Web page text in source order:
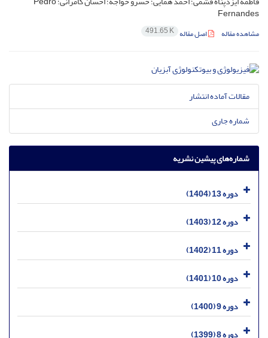
Fernandes
مشاهده مقاله اصل مقاله 491.65 K
مقالات آماده انتشار
شماره جاری
شماره‌های پیشین نشریه
دوره 13 (1404)
دوره 12 (1403)
دوره 11 (1402)
دوره 10 (1401)
دوره 9 (1400)